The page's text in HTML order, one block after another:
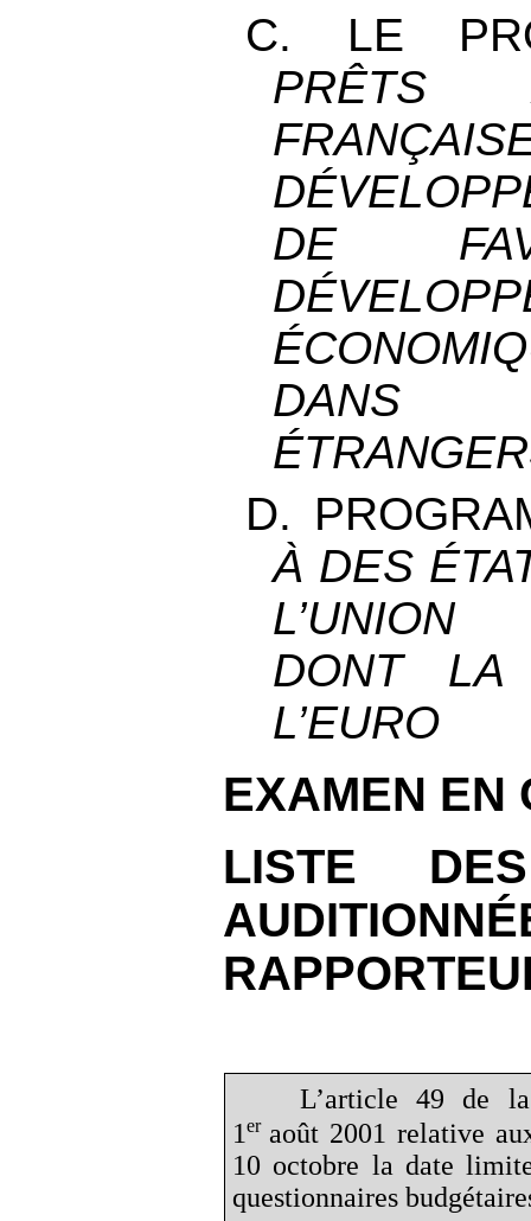
C. LE
PRÊTS
DE
DANS
D.
À DES
L’UNION
DONT LA
L’EURO
EXAMEN EN
LISTE
L’article 49 de
1er août 2001 relative
10 octobre la date
questionnaires